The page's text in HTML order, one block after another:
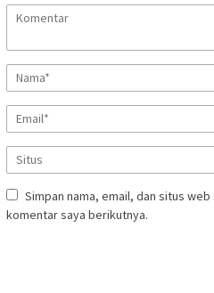
Simpan nama, email, dan situs
komentar saya berikutnya.